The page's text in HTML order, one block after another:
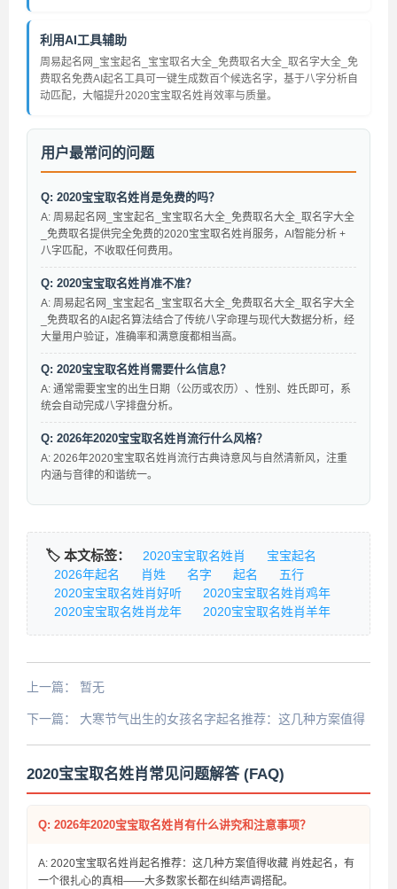
利用AI工具辅助
周易起名网_宝宝起名_宝宝取名大全_免费取名大全_取名字大全_免
费取名免费AI起名工具可一键生成数百个候选名字，基于八字分析自
动匹配，大幅提升2020宝宝取名姓肖效率与质量。
用户最常问的问题
Q: 2020宝宝取名姓肖是免费的吗？
A: 周易起名网_宝宝起名_宝宝取名大全_免费取名大全_取名字大全
_免费取名提供完全免费的2020宝宝取名姓肖服务，AI智能分析 +
八字匹配，不收取任何费用。
Q: 2020宝宝取名姓肖准不准？
A: 周易起名网_宝宝起名_宝宝取名大全_免费取名大全_取名字大全
_免费取名的AI起名算法结合了传统八字命理与现代大数据分析，经
大量用户验证，准确率和满意度都相当高。
Q: 2020宝宝取名姓肖需要什么信息？
A: 通常需要宝宝的出生日期（公历或农历）、性别、姓氏即可，系
统会自动完成八字排盘分析。
Q: 2026年2020宝宝取名姓肖流行什么风格？
A: 2026年2020宝宝取名姓肖流行古典诗意风与自然清新风，注重
内涵与音律的和谐统一。
🏷️ 本文标签： 2020宝宝取名姓肖
宝宝起名
2026年起名
肖姓 名字 起名
五行
2020宝宝取名姓肖好听
2020宝宝取名姓肖鸡年
2020宝宝取名姓肖龙年
2020宝宝取名姓肖羊年
上一篇： 暂无
下一篇： 大寒节气出生的女孩名字起名推荐：这几种方案值得
收藏
2020宝宝取名姓肖常见问题解答 (FAQ)
Q: 2026年2020宝宝取名姓肖有什么讲究和注意事项？
A: 2020宝宝取名姓肖起名推荐：这几种方案值得收藏 肖姓起名，有
一个很扎心的真相——大多数家长都在纠结声调搭配。